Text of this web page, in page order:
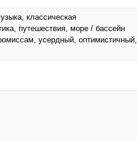
классическая
путешествия, море / бассейн
усердный, оптимистичный,